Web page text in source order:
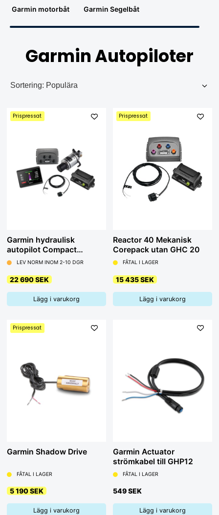
Garmin motorbåt Garmin Segelbåt
Garmin Autopiloter
Prispressat
Garmin hydraulisk
autopilot Compact
Reactor 40, paket
LEV NORM INOM 2-10 DGR
22 690 SEK
Lägg i varukorg
Prispressat
Reactor 40 Mekanisk
Corepack utan GHC 20
FÅTAL I LAGER
15 435 SEK
Lägg i varukorg
Prispressat
Garmin Shadow Drive
FÅTAL I LAGER
5 190 SEK
Lägg i varukorg
Garmin Actuator
strömkabel till GHP12
FÅTAL I LAGER
549 SEK
Lägg i varukorg